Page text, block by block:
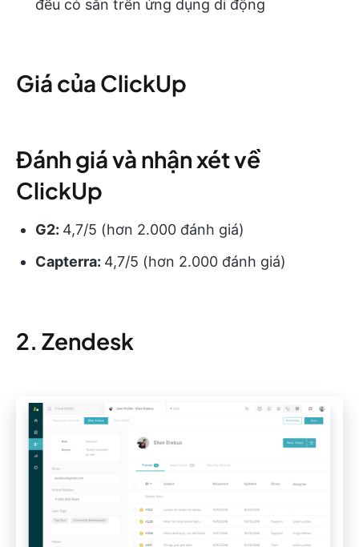
đều có sẵn trên ứng dụng di động
Giá của ClickUp
Đánh giá và nhận xét về
ClickUp
G2: 4,7/5 (hơn 2.000 đánh giá)
Capterra: 4,7/5 (hơn 2.000 đánh giá)
2. Zendesk